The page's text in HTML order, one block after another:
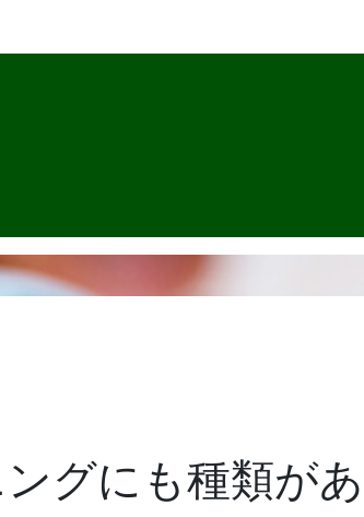
グにも種類が